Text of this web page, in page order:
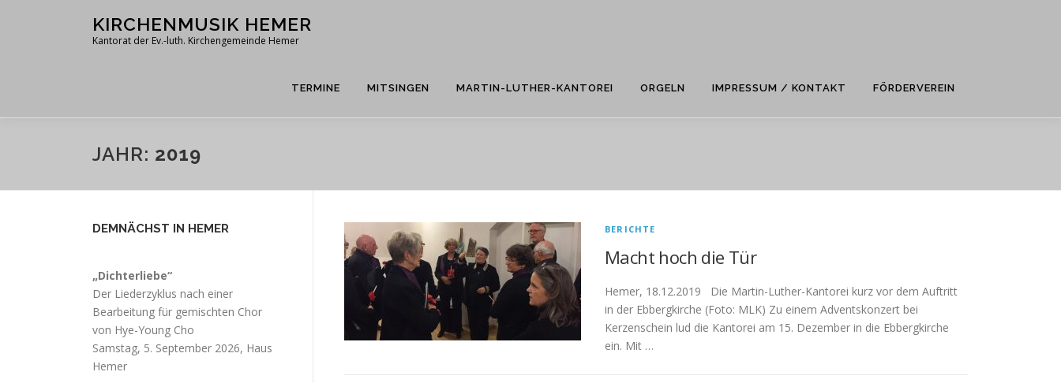
KIRCHENMUSIK HEMER
Kantorat der Ev.-luth. Kirchengemeinde Hemer
TERMINE MITSINGEN MARTIN-LUTHER-KANTOREI ORGELN IMPRESSUM / KONTAKT FÖRDERVEREIN
JAHR: 2019
BERICHTE
Macht hoch die Tür
Hemer, 18.12.2019 Die Martin-Luther-Kantorei kurz vor dem Auftritt
in der Ebbergkirche (Foto: MLK) Zu einem Adventskonzert bei
Kerzenschein lud die Kantorei am 15. Dezember in die Ebbergkirche
ein. Mit …
DEMNÄCHST IN HEMER
„Dichterliebe“
Der Liederzyklus nach einer
Bearbeitung für gemischten Chor
von Hye-Young Cho
Samstag, 5. September 2026, Haus
Hemer